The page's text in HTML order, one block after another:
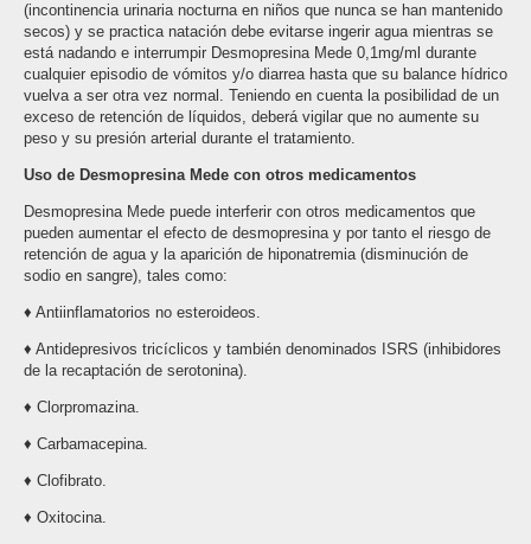
(incontinencia urinaria nocturna en niños que nunca se han mantenido
secos) y se practica natación debe evitarse ingerir agua mientras se
está nadando e interrumpir Desmopresina Mede 0,1mg/ml durante
cualquier episodio de vómitos y/o diarrea hasta que su balance hídrico
vuelva a ser otra vez normal. Teniendo en cuenta la posibilidad de un
exceso de retención de líquidos, deberá vigilar que no aumente su
peso y su presión arterial durante el tratamiento.
Uso de Desmopresina Mede con otros medicamentos
Desmopresina Mede puede interferir con otros medicamentos que
pueden aumentar el efecto de desmopresina y por tanto el riesgo de
retención de agua y la aparición de hiponatremia (disminución de
sodio en sangre), tales como:
♦ Antiinflamatorios no esteroideos.
♦ Antidepresivos tricíclicos y también denominados ISRS (inhibidores
de la recaptación de serotonina).
♦ Clorpromazina.
♦ Carbamacepina.
♦ Clofibrato.
♦ Oxitocina.